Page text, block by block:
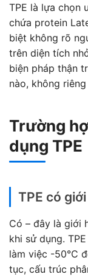
TPE là lựa chọn
chứa protein
biệt không rõ
trên diện tích
biện pháp thận
nào, không riêng
Trường
dụng TPE
TPE có
Có – đây là giới
khi sử dụng.
làm việc -50°C
tục, cấu trúc